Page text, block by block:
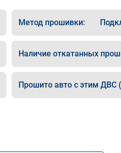
Метод прошивки:
Наличие откатанных
Прошито авто с этим ДВС